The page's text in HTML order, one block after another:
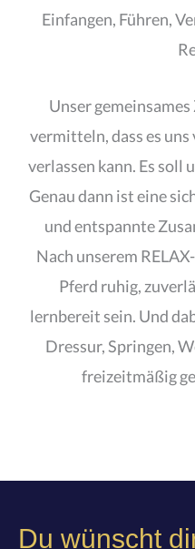
Einfangen, Führen,
Unser
vermitteln, dass es
verlassen kann. Es soll
Genau dann ist eine
und entspannte
Nach unserem
Pferd ruhig,
lernbereit sein. Und
Dressur, Springen,
freizeitmäßig
Du wünscht